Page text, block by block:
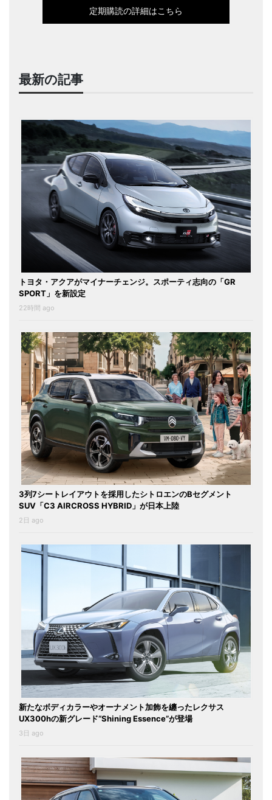
定期購読の詳細はこちら
最新の記事
トヨタ・アクアがマイナーチェンジ。スポーティ志向の「GR
SPORT」を新設定
22時間 ago
3列7シートレイアウトを採用したシトロエンのBセグメント
SUV「C3 AIRCROSS HYBRID」が日本上陸
2日 ago
新たなボディカラーやオーナメント加飾を纏ったレクサス
UX300hの新グレード“Shining Essence”が登場
3日 ago